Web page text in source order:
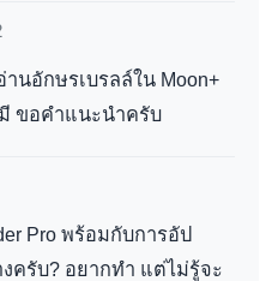
นอักษรเบรลล์ใน Moon+
ขอคำแนะนำครับ
Pro พร้อมกับการอัป
ครับ? อยากทำ แต่ไม่รู้จะ